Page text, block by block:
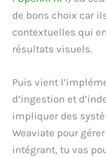
de bons choix car
contextuelles qui
résultats visuels.
Puis vient
d’ingestion et
impliquer des
Weaviate pour
intégrant, tu vas